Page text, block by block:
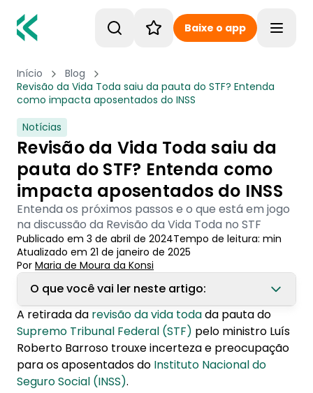
Baixe o app
Início
Blog
Revisão da Vida Toda saiu da pauta do STF? Entenda
como impacta aposentados do INSS
Notícias
Revisão da Vida Toda saiu da
pauta do STF? Entenda como
impacta aposentados do INSS
Entenda os próximos passos e o que está em jogo
na discussão da Revisão da Vida Toda no STF
Publicado em 3 de abril de 2024Tempo de leitura: min
Atualizado em 21 de janeiro de 2025
Por Maria de Moura da Konsi
O que você vai ler neste artigo:
1. O que é a Revisão da Vida Toda do INSS?
2. Revisão da Vida Toda do INSS: o que muda na
prática?
A retirada da revisão da vida todada pauta do
Supremo Tribunal Federal (STF) pelo ministro Luís
Roberto Barroso trouxe incerteza e preocupação
para os aposentados do Instituto Nacional do
Seguro Social (INSS).